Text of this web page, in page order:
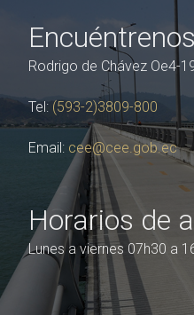
Encuéntrenos
Rodrigo de Chávez Oe4-
Tel: (593-2)3809-800
Email: cee@cee.gob.ec
Horarios de
Lunes a viernes 07h30 a